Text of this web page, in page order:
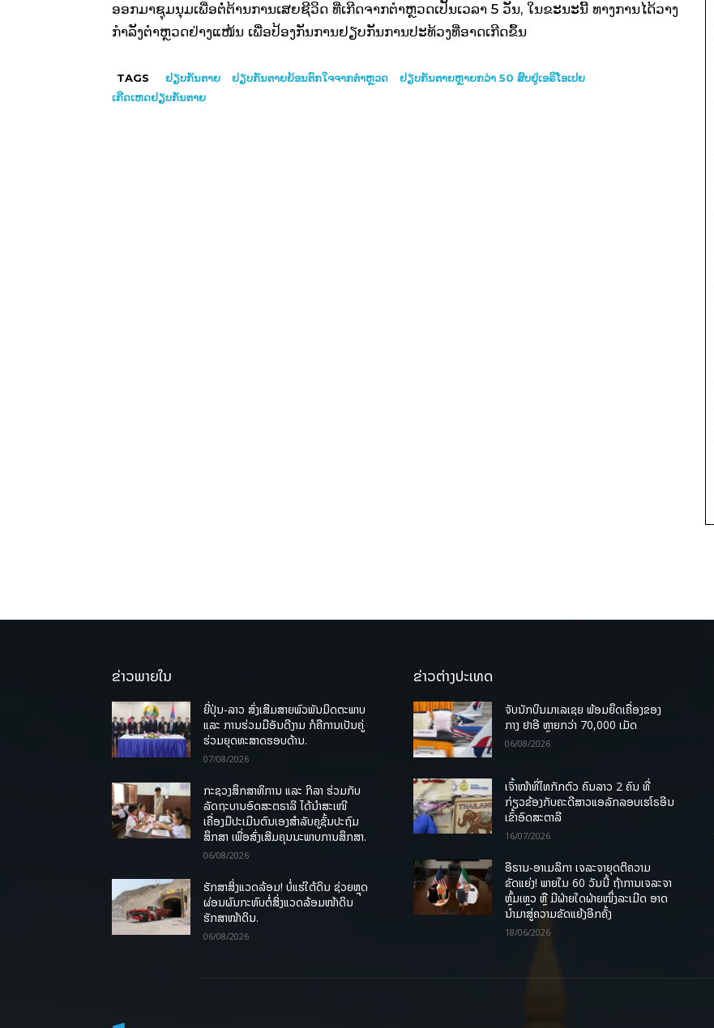
ອອກມາຊຸມນຸມເພື່ອຕໍ່ຕ້ານການເສຍຊີວິດ ທີ່ເກີດຈາກຕຳຫຼວດເປັນເວລາ 5 ວັນ, ໃນຂະນະນີ້ ທາງການໄດ້ວາງ
ກຳລັງຕຳຫຼວດຢ່າງແໜ້ນ ເພື່່ອປ້ອງກັນການຢຽບກັນການປະທ້ວງທີ່ອາດເກີດຂຶ້ນ
TAGS ຢຽບກັນຕາຍ ຢຽບກັນຕາຍຍ້ອນຕົກໃຈຈາກຕຳຫຼວດ
ຢຽບກັນຕາຍຫຼາຍກວ່າ 50 ສົບຢູ່ເອຣິໂອເປຍ
ເກີດເຫດຢຽບກັນຕາຍ
ຂ່າວພາຍໃນ
ຍີ່ປຸ່ນ-ລາວ ສົ່ງເສີມສາຍພົວພັນມິດຕະພາບ
ແລະ ການຮ່ວມມືອັນດີງາມ ກໍຄືການເປັນຄູ່
ຮ່ວມຍຸດທະສາດຮອບດ້ານ.
07/08/2026
ກະຊວງສຶກສາທິການ ແລະ ກິລາ ຮ່ວມກັບ
ລັດຖະບານອົດສະຕຣາລີ ໄດ້ນຳສະເໜີ
ເຄື່ອງມືປະເມີນຕົນເອງສຳລັບຄູຊັ້ນປະຖົມ
ສຶກສາ ເພື່ອສົ່ງເສີມຄຸນນະພາບການສຶກສາ.
06/08/2026
ຮັກສາສິ່ງແວດລ້ອມ! ບໍ່ແຮ່ໃຕ້ດິນ ຊ່ວຍຫຼຸດ
ຜ່ອນຜົນກະທົບຕໍ່ສິ່ງແວດລ້ອມໜ້າດິນ
ຮັກສາໜ້າດິນ.
06/08/2026
ຂ່າວຕ່າງປະເທດ
ຈັບນັກບິນມາເລເຊຍ ພ້ອມຍຶດເຄື່ອງຂອງ
ກາງ ຢາອີ ຫຼາຍກວ່າ 70,000 ເມັດ
06/08/2026
ເຈົ້າໜ້າທີ່ໄທກັກຕົວ ຄົນລາວ 2 ຄົນ ທີ່
ກ່ຽວຂ້ອງກັບຄະດີສາວແອລັກລອບເຮໂຣອີນ
ເຂົ້າອົດສະຕາລີ
16/07/2026
ອີຣານ-ອາເມລິກາ ເຈລະຈາຍຸດຕິຄວາມ
ຂັດແຍ່ງ! ພາຍໃນ 60 ວັນນີ້ ຖ້າການເຈລະຈາ
ຫຼົ້ມເຫຼວ ຫຼື ມີຝ່າຍໃດຝ່າຍໜຶ່ງລະເມີດ ອາດ
ນໍາມາສູ່ຄວາມຂັດແຍ້ງອີກຄັ້ງ
18/06/2026